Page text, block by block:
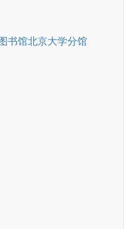
书馆北京大学分馆